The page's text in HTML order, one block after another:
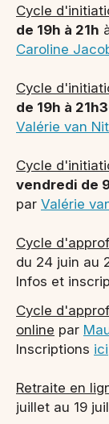
Cycle
de 19h à 21h
Caroline
Cycle
de 19h à
Valérie van
Cycle
vendredi de
par Valérie
Cycle
du 24 juin au
Infos et
Cycle
online par
Inscriptions ici
Retraite en
juillet au 19